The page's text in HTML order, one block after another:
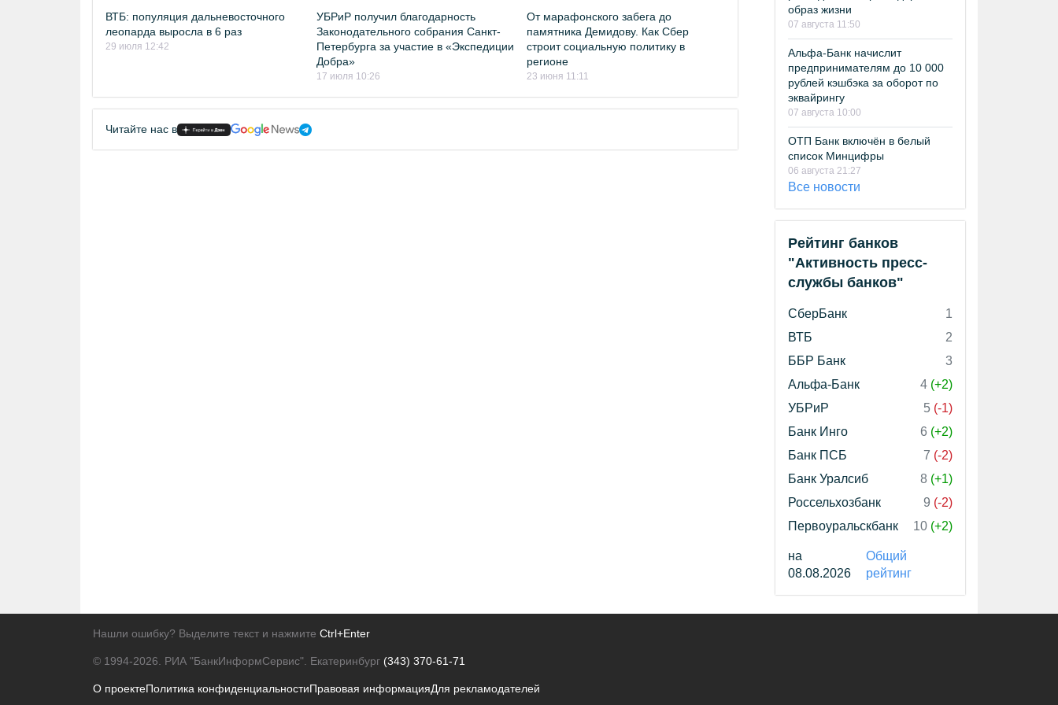
ВТБ: популяция дальневосточного
леопарда выросла в 6 раз
29 июля 12:42
УБРиР получил благодарность
Законодательного собрания Санкт-
Петербурга за участие в «Экспедиции
Добра»
17 июля 10:26
От марафонского забега до
памятника Демидову. Как Сбер
строит социальную политику в
регионе
23 июня 11:11
Читайте нас в
образ жизни
07 августа 11:50
Альфа-Банк начислит
предпринимателям до 10 000
рублей кэшбэка за оборот по
эквайрингу
07 августа 10:00
ОТП Банк включён в белый
список Минцифры
06 августа 21:27
Все новости
Рейтинг банков
"Активность пресс-
службы банков"
СберБанк
1
ВТБ
2
ББР Банк
3
Альфа-Банк
4 (+2)
УБРиР
5 (-1)
Банк Инго
6 (+2)
Банк ПСБ
7 (-2)
Банк Уралсиб
8 (+1)
Россельхозбанк
9 (-2)
Первоуральскбанк
10 (+2)
на
08.08.2026
Общий
рейтинг
Нашли ошибку? Выделите текст и нажмите Ctrl+Enter
© 1994-2026. РИА "БанкИнформСервис". Екатеринбург (343) 370-61-71
О проектеПолитика конфиденциальностиПравовая информацияДля рекламодателей